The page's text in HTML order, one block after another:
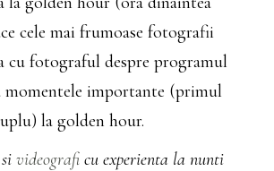
cele mai frumoase fotografii
cu fotograful despre programul
importante (primul
la golden hour.
si videografi cu experienta la nunti